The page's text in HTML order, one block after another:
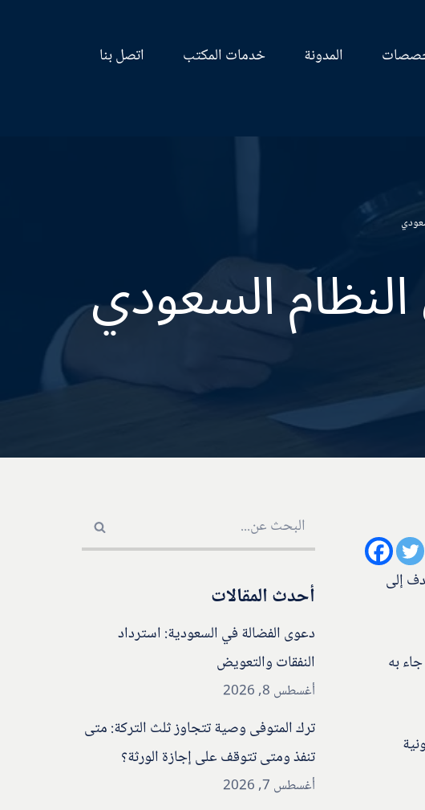
المدونة خدمات المكتب
اتصل بنا
السعودي
إلى
به
أحدث المقالات
دعوى الفضالة في السعودية: استرداد
النفقات والتعويض
أغسطس 8, 2026
ترك المتوفى وصية تتجاوز ثلث التركة: متى
تنفذ ومتى تتوقف على إجازة الورثة؟
أغسطس 7, 2026